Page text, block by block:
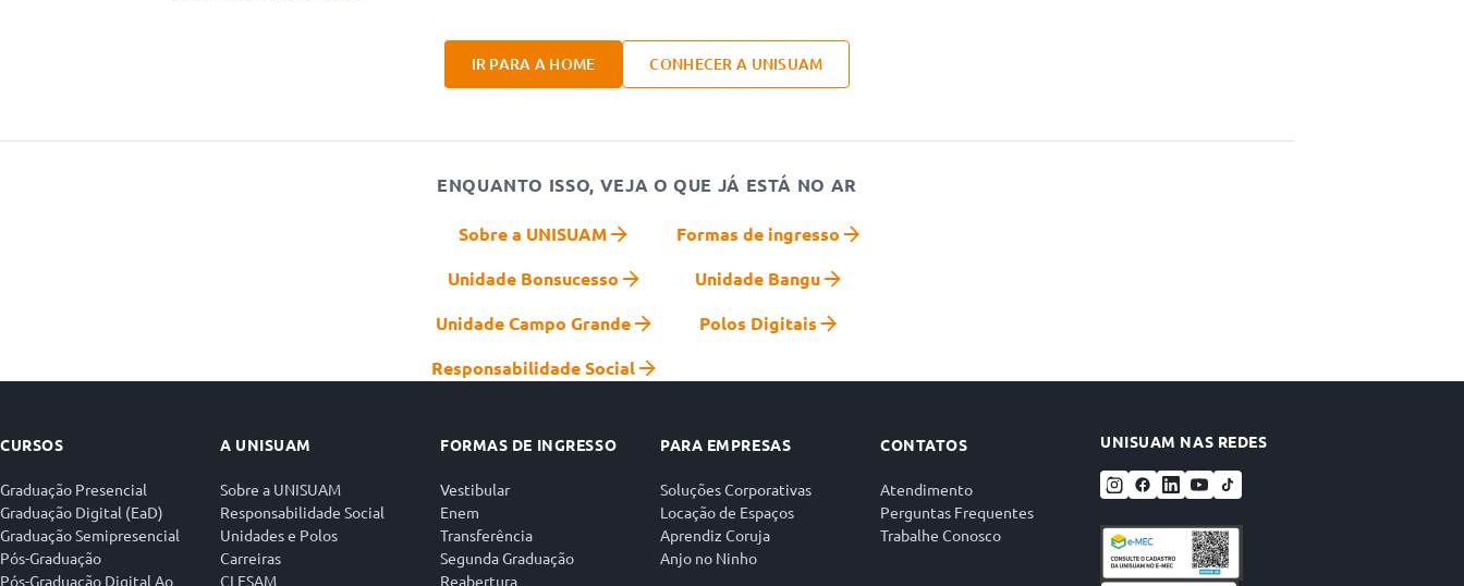
IR PARA A HOME CONHECER A UNISUAM
ENQUANTO ISSO, VEJA O QUE JÁ ESTÁ NO AR
Sobre a UNISUAM
Formas de ingresso
Unidade Bonsucesso
Unidade Bangu
Unidade Campo Grande
Polos Digitais
Responsabilidade Social
CURSOS
Graduação Presencial
Graduação Digital (EaD)
Graduação Semipresencial
Pós-Graduação
Pós-Graduação Digital Ao
A UNISUAM
Sobre a UNISUAM
Responsabilidade Social
Unidades e Polos
Carreiras
CLESAM
FORMAS DE INGRESSO
Vestibular
Enem
Transferência
Segunda Graduação
Reabertura
PARA EMPRESAS
Soluções Corporativas
Locação de Espaços
Aprendiz Coruja
Anjo no Ninho
CONTATOS
Atendimento
Perguntas Frequentes
Trabalhe Conosco
UNISUAM NAS REDES